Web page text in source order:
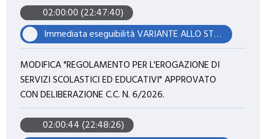
02:00:00 (22:47:40)
Immediata eseguibilità VARIANTE ALLO STRUMENTO URBANISTICO AI FINI DELLA LOCALIZZAZIONE DELL'OPERA NONCHÉ DELL'APPOSIZIONE DEL VINCOLO PREORDINATO ALL'ESPROPRIO PER LA REALIZZAZIONE UN ELETTRODOTTO INTERRATO FACENTE PARTE DEL PROGETTO DI REALIZZAZIONE DELL'IMPIANTO AGRIVOLTAICO AVANZATO DENOMINATO "CASETTA" AVENTE POTENZA DI 76,273 MWP, LOCALIZZATO NEL COMUNE DI FINALE EMILIA (MO) - PROPONENTE: CASETTA SOLAR SRL.
MODIFICA "REGOLAMENTO PER L'EROGAZIONE DI
SERVIZI SCOLASTICI ED EDUCATIVI" APPROVATO
CON DELIBERAZIONE C.C. N. 6/2026.
02:00:44 (22:48:26)